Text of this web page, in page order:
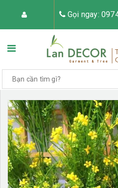
Gọi ngay:
TRANG CHỦ VỀ LAN
CÂY GIẢ TRANG TRÍ